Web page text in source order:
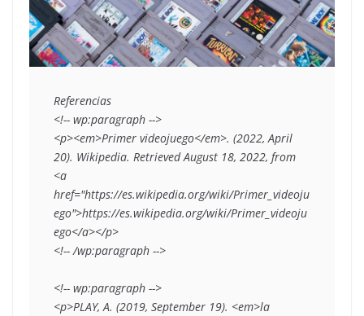
Referencias
<!-- wp:paragraph -->
<p><em>Primer videojuego</em>. (2022, April
20). Wikipedia. Retrieved August 18, 2022, from
<a
href="https://es.wikipedia.org/wiki/Primer_videoju
ego">https://es.wikipedia.org/wiki/Primer_videoju
ego</a></p>
<!-- /wp:paragraph -->
<!-- wp:paragraph -->
<p>PLAY, A. (2019, September 19). <em>la